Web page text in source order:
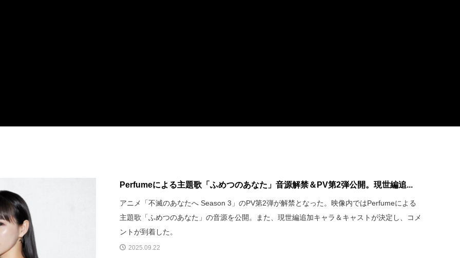
Perfumeによる主題歌「ふめつのあなた」音源解禁＆PV第2弾公開。現世編追...
アニメ「不滅のあなたへ Season 3」のPV第2弾が解禁となった。映像内ではPerfumeによる
主題歌「ふめつのあなた」の音源を公開。また、現世編追加キャラ＆キャストが決定し、コメ
ントが到着した。
2025.09.22